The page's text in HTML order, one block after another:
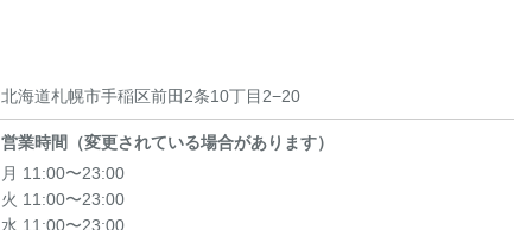
北海道札幌市手稲区前田2条10丁目2−20
営業時間（変更されている場合があります）
月 11:00〜23:00
火 11:00〜23:00
水 11:00〜23:00